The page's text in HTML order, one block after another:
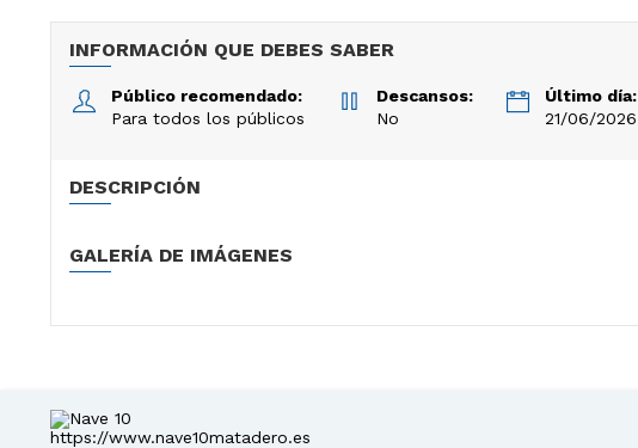
INFORMACIÓN QUE DEBES SABER
Público recomendado:
Para todos los públicos
Descansos:
No
Último día:
21/06/2026
DESCRIPCIÓN
GALERÍA DE IMÁGENES
https://www.nave10matadero.es